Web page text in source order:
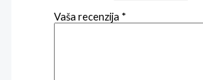
Vaša recenzija *